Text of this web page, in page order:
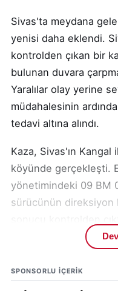
Sivas'ta meydana
yenisi daha eklendi.
kontrolden çıkan bir
bulunan duvara
Yaralılar olay yerine
müdahalesinin
tedavi altına alındı.
Kaza, Sivas'ın Kangal
köyünde gerçekleşti.
yönetimindeki 09 BM
sürücünün direksiyon
devrilerek yol
Bölgede yaşanan
Gündem Sivas'ın
SPONSORLU IÇERIK